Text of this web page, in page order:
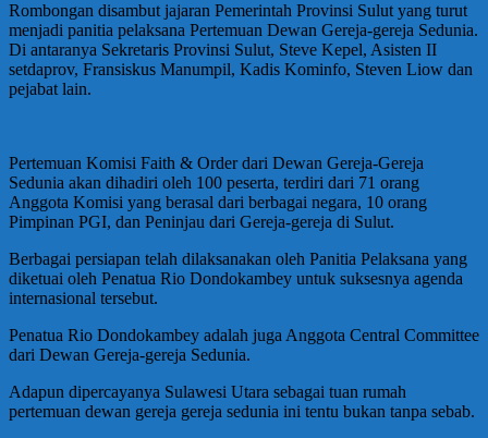
Rombongan disambut jajaran Pemerintah Provinsi Sulut yang turut
menjadi panitia pelaksana Pertemuan Dewan Gereja-gereja Sedunia.
Di antaranya Sekretaris Provinsi Sulut, Steve Kepel, Asisten II
setdaprov, Fransiskus Manumpil, Kadis Kominfo, Steven Liow dan
pejabat lain.
Pertemuan Komisi Faith & Order dari Dewan Gereja-Gereja
Sedunia akan dihadiri oleh 100 peserta, terdiri dari 71 orang
Anggota Komisi yang berasal dari berbagai negara, 10 orang
Pimpinan PGI, dan Peninjau dari Gereja-gereja di Sulut.
Berbagai persiapan telah dilaksanakan oleh Panitia Pelaksana yang
diketuai oleh Penatua Rio Dondokambey untuk suksesnya agenda
internasional tersebut.
Penatua Rio Dondokambey adalah juga Anggota Central Committee
dari Dewan Gereja-gereja Sedunia.
Adapun dipercayanya Sulawesi Utara sebagai tuan rumah
pertemuan dewan gereja gereja sedunia ini tentu bukan tanpa sebab.